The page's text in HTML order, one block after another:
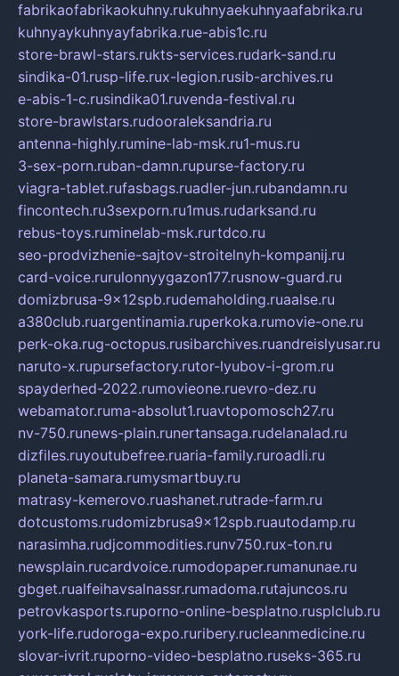
fabrikaofabrikaokuhny.rukuhnyaekuhnyaafabrika.ru
kuhnyaykuhnyayfabrika.rue-abis1c.ru
store-brawl-stars.rukts-services.rudark-sand.ru
sindika-01.rusp-life.rux-legion.rusib-archives.ru
e-abis-1-c.rusindika01.ruvenda-festival.ru
store-brawlstars.rudooraleksandria.ru
antenna-highly.rumine-lab-msk.ru1-mus.ru
3-sex-porn.ruban-damn.rupurse-factory.ru
viagra-tablet.rufasbags.ruadler-jun.rubandamn.ru
fincontech.ru3sexporn.ru1mus.rudarksand.ru
rebus-toys.ruminelab-msk.rurtdco.ru
seo-prodvizhenie-sajtov-stroitelnyh-kompanij.ru
card-voice.rurulonnyygazon177.rusnow-guard.ru
domizbrusa-9x12spb.rudemaholding.ruaalse.ru
a380club.ruargentinamia.ruperkoka.rumovie-one.ru
perk-oka.rug-octopus.rusibarchives.ruandreislyusar.ru
naruto-x.rupursefactory.rutor-lyubov-i-grom.ru
spayderhed-2022.rumovieone.ruevro-dez.ru
webamator.ruma-absolut1.ruavtopomosch27.ru
nv-750.runews-plain.runertansaga.rudelanalad.ru
dizfiles.ruyoutubefree.ruaria-family.ruroadli.ru
planeta-samara.rumysmartbuy.ru
matrasy-kemerovo.ruashanet.rutrade-farm.ru
dotcustoms.rudomizbrusa9x12spb.ruautodamp.ru
narasimha.rudjcommodities.runv750.rux-ton.ru
newsplain.rucardvoice.rumodopaper.rumanunae.ru
gbget.rualfeihavsalnassr.rumadoma.rutajuncos.ru
petrovkasports.ruporno-online-besplatno.rusplclub.ru
york-life.rudoroga-expo.ruribery.rucleanmedicine.ru
slovar-ivrit.ruporno-video-besplatno.ruseks-365.ru